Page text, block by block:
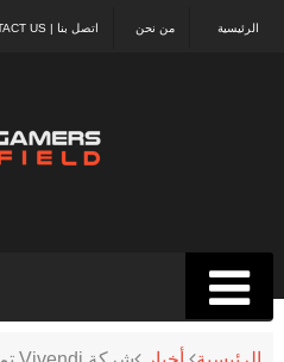
اتصل بنا | CONTACT US من نحن الرئيسية